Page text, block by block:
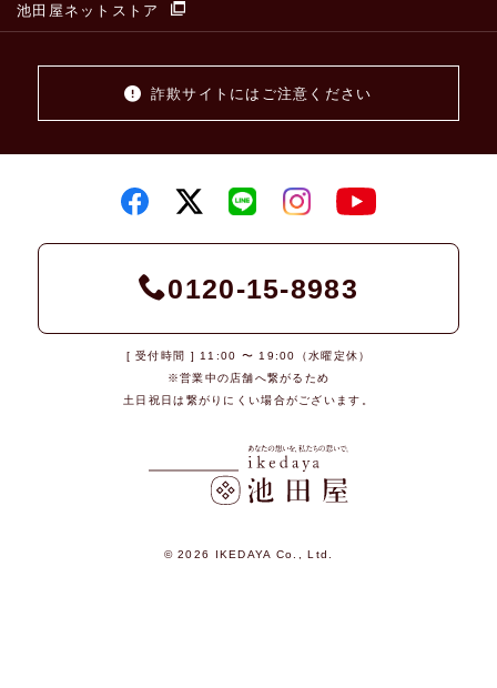
池田屋ネットストア
詐欺サイトにはご注意ください
0120-15-8983
[ 受付時間 ] 11:00 〜 19:00（水曜定休）
※営業中の店舗へ繋がるため
土日祝日は繋がりにくい場合がございます。
© 2026 IKEDAYA Co., Ltd.